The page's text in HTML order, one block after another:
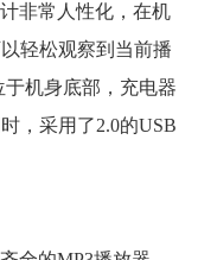
非常人性化，在机
轻松观察到当前播
机身底部，充电器
，采用了2.0的USB